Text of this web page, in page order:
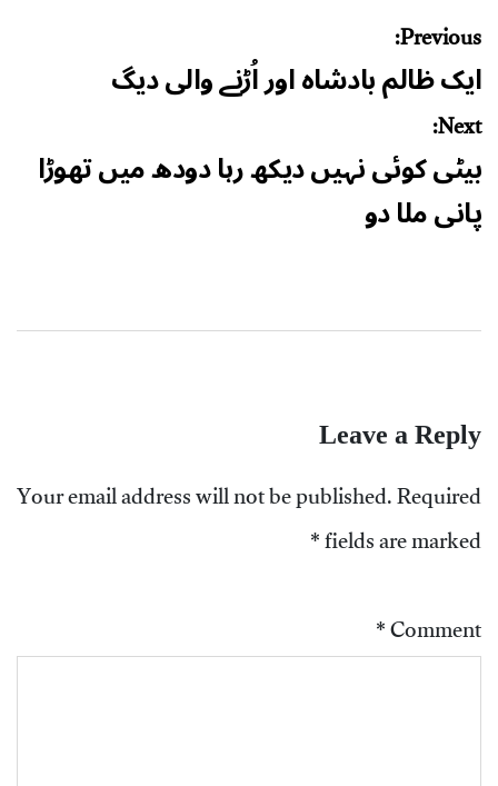
Post
navigation
Previous:
ایک ظالم بادشاہ اور اُڑنے والی دیگ
Next:
بیٹی کوئی نہیں دیکھ رہا دودھ میں تھوڑا
پانی ملا دو
Leave a Reply
Your email address will not be published.Required
fields are marked
*
Comment
*